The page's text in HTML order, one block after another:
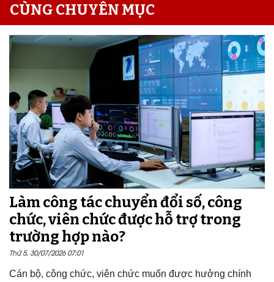
CÙNG CHUYÊN MỤC
Làm công tác chuyển đổi số, công
chức, viên chức được hỗ trợ trong
trường hợp nào?
Thứ 5, 30/07/2026 07:01
Cán bộ, công chức, viên chức muốn được hưởng chính